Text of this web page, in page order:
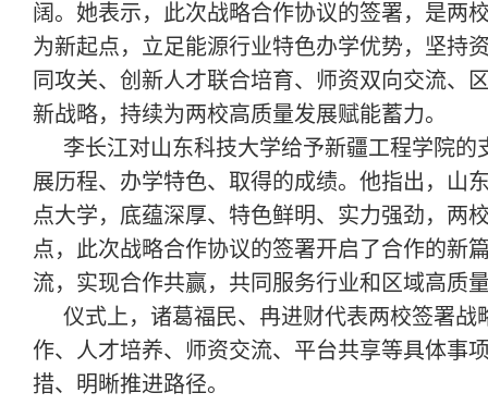
阔。她表示，此次战略合作协议的签署，是两
为新起点，立足能源行业特色办学优势，坚持
同攻关、创新人才联合培育、师资双向交流、
新战略，持续为两校高质量发展赋能蓄力。
李长江对山东科技大学给予新疆工程学院
展历程、办学特色、取得的成绩。他指出，山
点大学，底蕴深厚、特色鲜明、实力强劲，两
点，此次战略合作协议的签署开启了合作的新
流，实现合作共赢，共同服务行业和区域高质
仪式上，诸葛福民、冉进财代表两校签署
作、人才培养、师资交流、平台共享等具体事
措、明晰推进路径。